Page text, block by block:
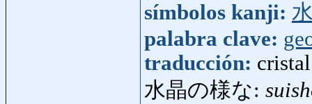
símbolos kanji:
palabra clave:
traducción:
水晶の様な: